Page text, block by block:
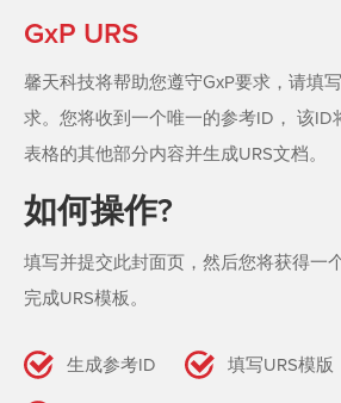
GxP URS
馨天科技将帮助您遵守GxP要求，请填
求。您将收到一个唯一的参考ID， 该ID
表格的其他部分内容并生成URS文档。
如何操作?
填写并提交此封面页，然后您将获得一
完成URS模板。
生成参考ID 填写URS模版